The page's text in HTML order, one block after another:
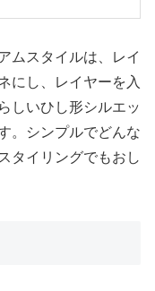
ムスタイルは、レイ
にし、レイヤーを入
しいひし形シルエッ
。シンプルでどんな
タイリングでもおし